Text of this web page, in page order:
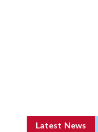
Latest News